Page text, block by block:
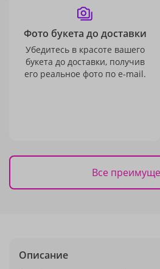
Фото букета до доставки
Убедитесь в красоте вашего
букета до доставки, получив
его реальное фото по e-mail.
Все
Описание